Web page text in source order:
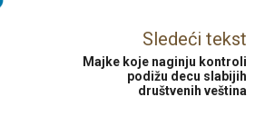
Sledeći tekst
Majke koje naginju kontroli
podižu decu slabijih
društvenih veština